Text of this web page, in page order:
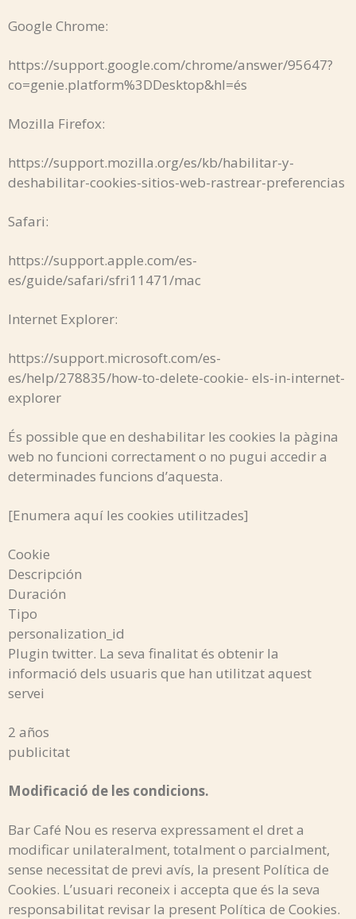
Google Chrome:
https://support.google.com/chrome/answer/95647?
co=genie.platform%3DDesktop&hl=és
Mozilla Firefox:
https://support.mozilla.org/es/kb/habilitar-y-
deshabilitar-cookies-sitios-web-rastrear-preferencias
Safari:
https://support.apple.com/es-
es/guide/safari/sfri11471/mac
Internet Explorer:
https://support.microsoft.com/es-
es/help/278835/how-to-delete-cookie- els-in-internet-
explorer
És possible que en deshabilitar les cookies la pàgina
web no funcioni correctament o no pugui accedir a
determinades funcions d’aquesta.
[Enumera aquí les cookies utilitzades]
Cookie
Descripción
Duración
Tipo
personalization_id
Plugin twitter. La seva finalitat és obtenir la
informació dels usuaris que han utilitzat aquest
servei
2 años
publicitat
Modificació de les condicions.
Bar Café Nou es reserva expressament el dret a
modificar unilateralment, totalment o parcialment,
sense necessitat de previ avís, la present Política de
Cookies. L’usuari reconeix i accepta que és la seva
responsabilitat revisar la present Política de Cookies.